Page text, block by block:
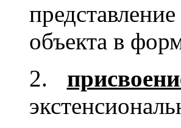
объекта в
2.